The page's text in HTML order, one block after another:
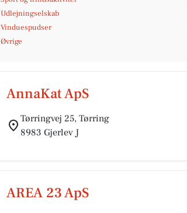
Udlejningselskab
Vinduespudser
Øvrige
AnnaKat ApS
Tørringvej 25, Tørring
8983 Gjerlev J
AREA 23 ApS